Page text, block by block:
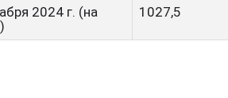
2024 г. (на
1027,5